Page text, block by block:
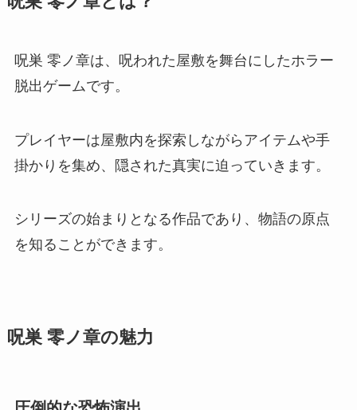
呪巣 零ノ章は、呪われた屋敷を舞台にしたホラー
脱出ゲームです。
プレイヤーは屋敷内を探索しながらアイテムや手
掛かりを集め、隠された真実に迫っていきます。
シリーズの始まりとなる作品であり、物語の原点
を知ることができます。
呪巣 零ノ章の魅力